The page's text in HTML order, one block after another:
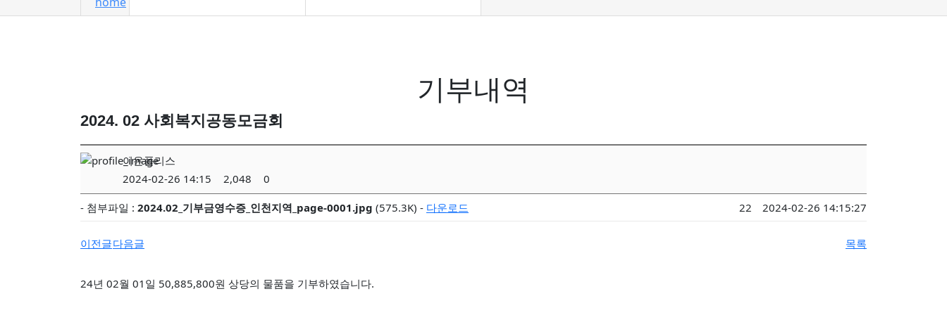
기부내역
2024. 02 사회복지공동모금회
이온폴리스
2024-02-26 14:15
2,048 0
- 첨부파일 : 2024.02_기부금영수증_인천지역_page-0001.jpg (575.3K) - 다운로드 22 2024-02-26 14:15:27
이전글다음글 목록
24년 02월 01일 50,885,800원 상당의 물품을 기부하였습니다.